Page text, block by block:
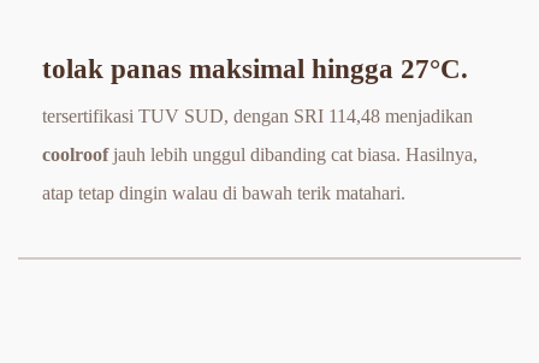
tolak panas maksimal hingga 27°C.
coolroof jauh lebih unggul dibanding cat biasa. Hasilnya,
atap tetap dingin walau di bawah terik matahari.